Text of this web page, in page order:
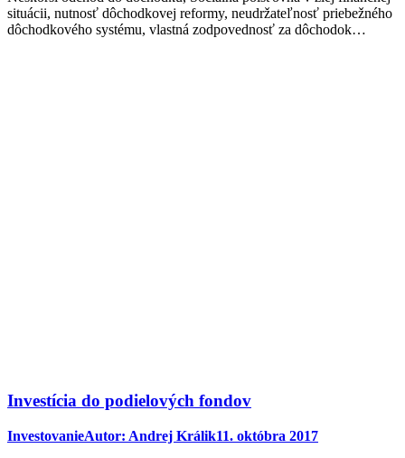
situácii, nutnosť dôchodkovej reformy, neudržateľnosť priebežného
dôchodkového systému, vlastná zodpovednosť za dôchodok…
Investícia do podielových fondov
InvestovanieAutor: Andrej Králik11. októbra 2017